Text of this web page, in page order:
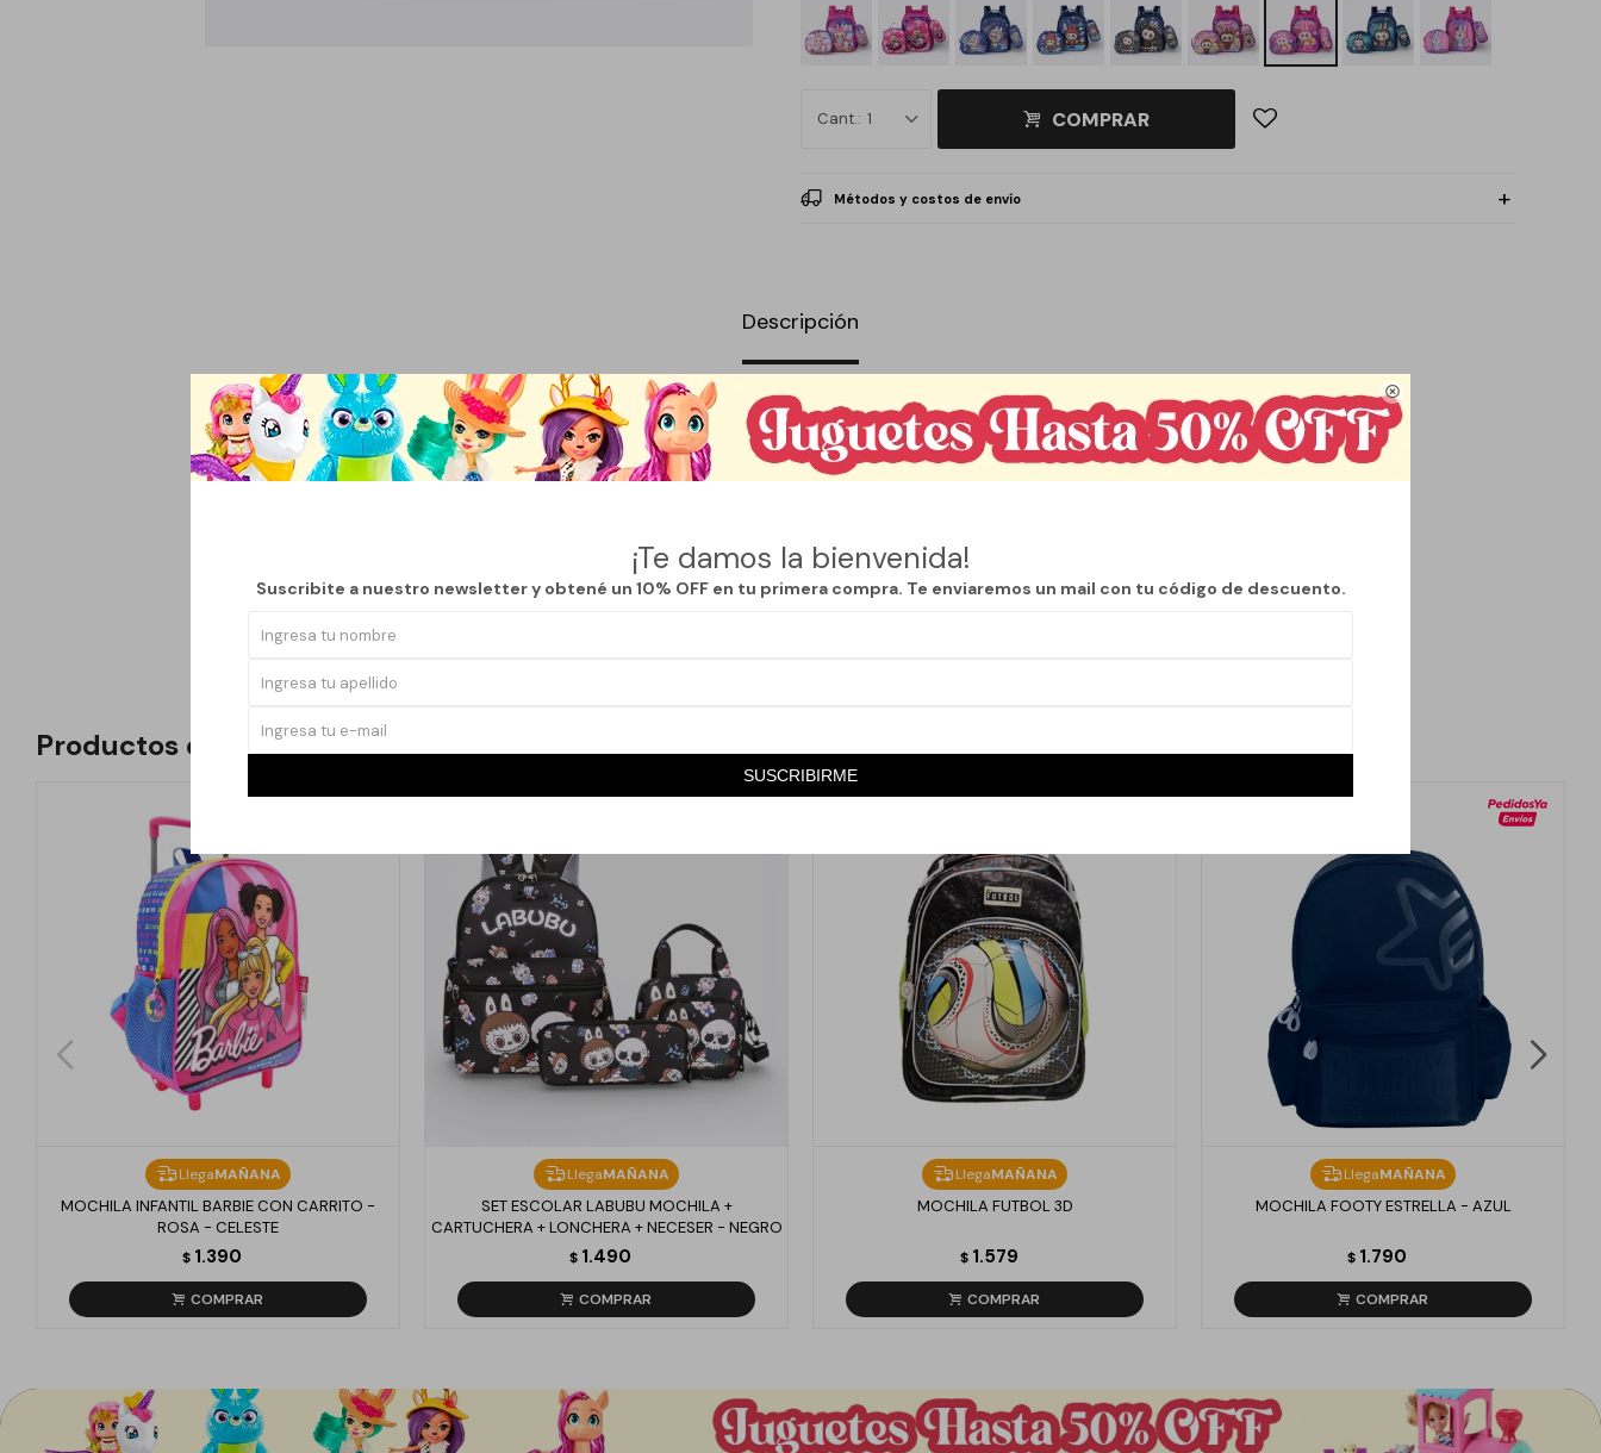

¡Te damos la bienvenida!
Suscribite a nuestro newsletter y obtené un 10% OFF en tu primera compra. Te enviaremos un mail con tu código de descuento.
SUSCRIBIRME
1 COMPRAR
Métodos y costos de envío
Descripción
La mochila urbana Labubu es la elección perfecta para los pequeños aventureros. Con una altura de 42 cm, su
diseño es ideal para acompañar a los niños en su día a día, ya sea en la escuela o en actividades extracurriculares.
Su estilo moderno y atractivo se adapta a cualquier look, permitiendo que los niños se sientan cómodos y seguros.
clases. La cartuchera es práctica y funcional, ideal para mantener organizados los útiles escolares. La lonchera,
por su parte, asegura que los alimentos se mantengan frescos y listos para disfrutar en el recreo.
Productos que te pueden interesar
LlegaMAÑANA
MOCHILA INFANTIL BARBIE CON CARRITO -
ROSA - CELESTE
$ 1.390
LlegaMAÑANA
SET ESCOLAR LABUBU MOCHILA +
CARTUCHERA + LONCHERA + NECESER - NEGRO
$ 1.490
LlegaMAÑANA
MOCHILA FUTBOL 3D
$ 1.579
LlegaMAÑANA
MOCHILA FOOTY ESTRELLA - AZUL
$ 1.790